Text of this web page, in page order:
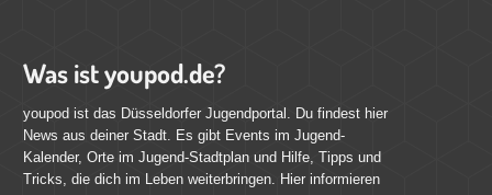
Was ist youpod.de?
youpod ist das Düsseldorfer Jugendportal. Du findest hier
News aus deiner Stadt. Es gibt Events im Jugend-
Kalender, Orte im Jugend-Stadtplan und Hilfe, Tipps und
Tricks, die dich im Leben weiterbringen. Hier informieren